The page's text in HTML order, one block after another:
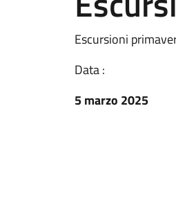
Escursioni
Data :
5 marzo 2025